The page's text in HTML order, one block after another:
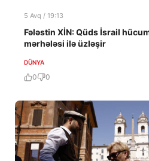
5 Avq / 19:13
Fələstin XİN: Qüds İsrail
mərhələsi ilə üzləşir
DÜNYA
0 0